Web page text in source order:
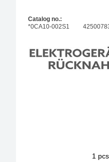
Catalog no.:
*0CA10-002S1
ERSA